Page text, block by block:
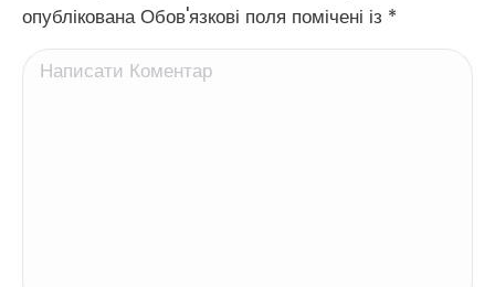
опублікована Обов'язкові поля помічені із *
Написати Коментар